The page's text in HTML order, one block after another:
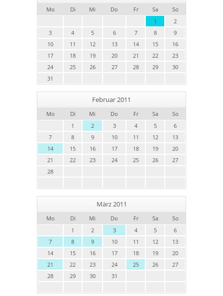
Mo Di Mi Do Fr Sa
So
1
2
3
4 5 6 7 8
9
10
11 12 13 14 15
16
17
18 19 20 21 22
23
24
25 26 27 28 29
30
31
Februar 2011
Mo Di Mi Do Fr Sa
So
1
2 3 4 5
6
7
8 9 10 11 12
13
14
15 16 17 18 19
20
21
22 23 24 25 26
27
28
März 2011
Mo Di Mi Do Fr Sa
So
1
2 3 4 5
6
7
8 9 10 11 12
13
14
15 16 17 18 19
20
21
22 23 24 25 26
27
28
29 30 31